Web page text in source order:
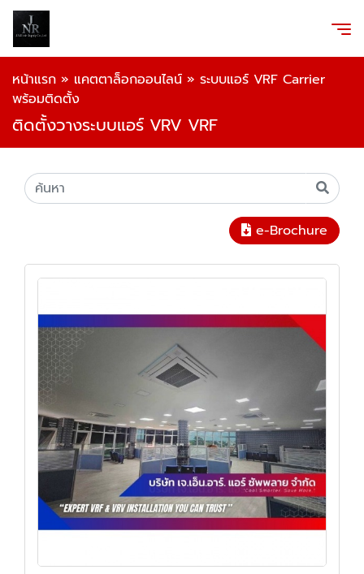
หน้าแรก » แคตตาล็อกออนไลน์ » ระบบแอร์ VRF Carrier
พร้อมติดตั้ง
ติดตั้งวางระบบแอร์ VRV VRF
e-Brochure